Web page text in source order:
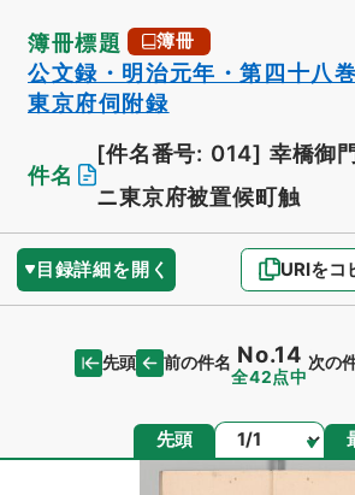
簿冊標題 簿冊
公文録・明治元年・第四十八
東京府伺附録
件名
[件名番号: 014] 幸橋御
ニ東京府被置候町触
目録詳細を開く URIをコ
先頭 前の件名 No.14
全42点中
次の
先頭 ページ